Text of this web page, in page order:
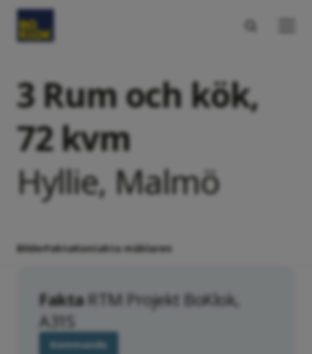
3 Rum och kök,
72 kvm
Hyllie, Malmö
BilderFaktaKontakta mäklaren
FaktaRTM Projekt BoKlok,
A31S
Kommande